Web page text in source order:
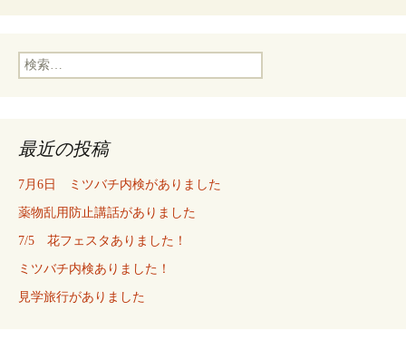
検
索:
最近の投稿
7月6日 ミツバチ内検がありました
薬物乱用防止講話がありました
7/5 花フェスタありました！
ミツバチ内検ありました！
見学旅行がありました